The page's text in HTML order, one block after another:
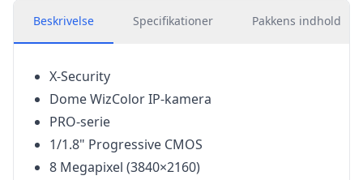
Beskrivelse Specifikationer Pakkens indhold
X-Security
Dome WizColor IP-kamera
PRO-serie
1/1.8" Progressive CMOS
8 Megapixel (3840×2160)